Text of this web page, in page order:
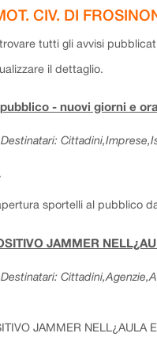
CIV. DI
tutti gli avvisi
il dettaglio.
- nuovi giorni e
sportelli al pubblico
JAMMER
JAMMER NELL¿AULA